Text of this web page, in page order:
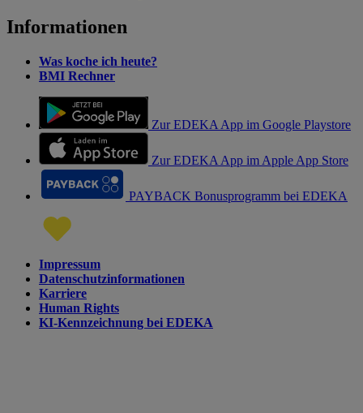
Informationen
Was koche ich heute?
BMI Rechner
Zur EDEKA App im Google Playstore
Zur EDEKA App im Apple App Store
PAYBACK Bonusprogramm bei EDEKA
Impressum
Datenschutzinformationen
Karriere
Human Rights
KI-Kennzeichnung bei EDEKA